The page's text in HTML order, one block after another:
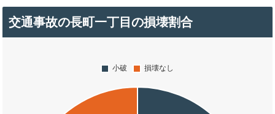
交通事故の長町一丁目の損壊割合